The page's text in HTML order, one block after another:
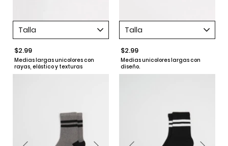
Talla
$2.99
Medias largas unicolores con
rayas, elástico y texturas
Talla
$2.99
Medias unicolores largas con
diseño.